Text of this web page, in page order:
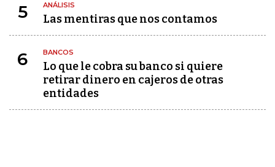
5 ANÁLISIS
Las mentiras que nos contamos
6 BANCOS
Lo que le cobra su banco si quiere
retirar dinero en cajeros de otras
entidades